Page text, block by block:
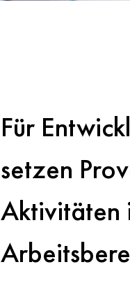
Für
setzen
Aktivitäten